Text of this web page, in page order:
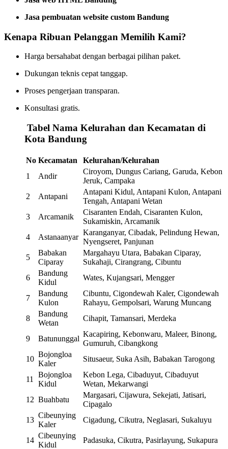
Jasa pembuatan website custom Bandung
Kenapa Ribuan Pelanggan Memilih Kami?
Harga bersahabat dengan berbagai pilihan paket.
Dukungan teknis cepat tanggap.
Proses pengerjaan transparan.
Konsultasi gratis.
Tabel Nama Kelurahan dan Kecamatan di
Kota Bandung
No Kecamatan
Kelurahan/Kelurahan
1
Andir
Ciroyom, Dungus Cariang, Garuda, Kebon
Jeruk, Campaka
2
Antapani
Antapani Kidul, Antapani Kulon, Antapani
Tengah, Antapani Wetan
3
Arcamanik
Cisaranten Endah, Cisaranten Kulon,
Sukamiskin, Arcamanik
4
Astanaanyar
Karanganyar, Cibadak, Pelindung Hewan,
Nyengseret, Panjunan
5
Babakan
Ciparay
Margahayu Utara, Babakan Ciparay,
Sukahaji, Cirangrang, Cibuntu
6
Bandung
Kidul
Wates, Kujangsari, Mengger
7
Bandung
Kulon
Cibuntu, Cigondewah Kaler, Cigondewah
Rahayu, Gempolsari, Warung Muncang
8
Bandung
Wetan
Cihapit, Tamansari, Merdeka
9 Batununggal
Kacapiring, Kebonwaru, Maleer, Binong,
Gumuruh, Cibangkong
10
Bojongloa
Kaler
Situsaeur, Suka Asih, Babakan Tarogong
11
Bojongloa
Kidul
Kebon Lega, Cibaduyut, Cibaduyut
Wetan, Mekarwangi
12 Buahbatu
Margasari, Cijawura, Sekejati, Jatisari,
Cipagalo
13
Cibeunying
Kaler
Cigadung, Cikutra, Neglasari, Sukaluyu
14
Cibeunying
Kidul
Padasuka, Cikutra, Pasirlayung, Sukapura